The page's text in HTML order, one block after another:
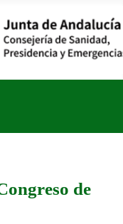
de